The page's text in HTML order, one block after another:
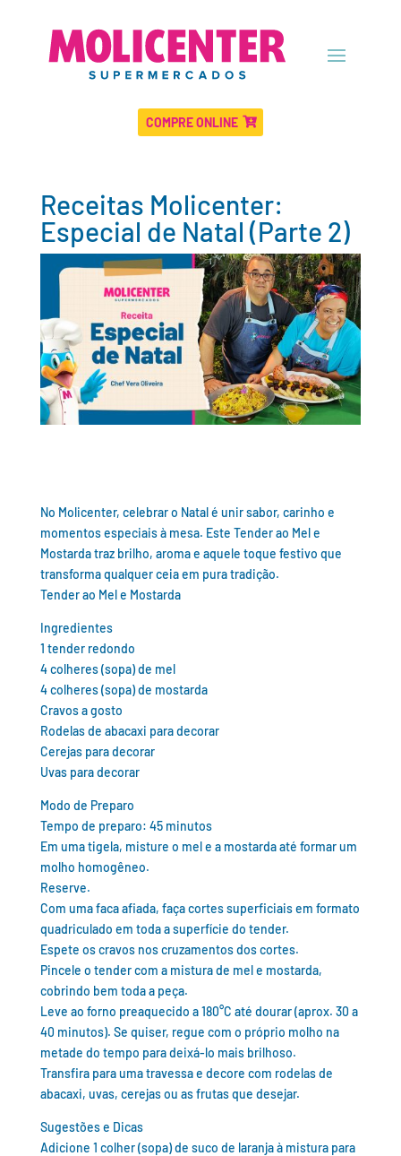
COMPRE ONLINE
Receitas Molicenter:
Especial de Natal (Parte 2)
No Molicenter, celebrar o Natal é unir sabor, carinho e
momentos especiais à mesa. Este Tender ao Mel e
Mostarda traz brilho, aroma e aquele toque festivo que
transforma qualquer ceia em pura tradição.
Tender ao Mel e Mostarda
Ingredientes
1 tender redondo
4 colheres (sopa) de mel
4 colheres (sopa) de mostarda
Cravos a gosto
Rodelas de abacaxi para decorar
Cerejas para decorar
Uvas para decorar
Modo de Preparo
Tempo de preparo: 45 minutos
Em uma tigela, misture o mel e a mostarda até formar um
molho homogêneo.
Reserve.
Com uma faca afiada, faça cortes superficiais em formato
quadriculado em toda a superfície do tender.
Espete os cravos nos cruzamentos dos cortes.
Pincele o tender com a mistura de mel e mostarda,
cobrindo bem toda a peça.
Leve ao forno preaquecido a 180°C até dourar (aprox. 30 a
40 minutos). Se quiser, regue com o próprio molho na
metade do tempo para deixá-lo mais brilhoso.
Transfira para uma travessa e decore com rodelas de
abacaxi, uvas, cerejas ou as frutas que desejar.
Sugestões e Dicas
Adicione 1 colher (sopa) de suco de laranja à mistura para